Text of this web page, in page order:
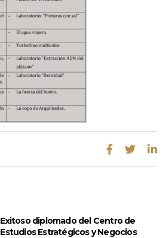
Exitoso diplomado del Centro de
Estudios Estratégicos y Negocios